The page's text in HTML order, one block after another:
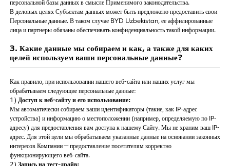
персональной базы данных в смысле Применимого законодательства.
В деловых целях Субъектам данных может быть предложено предоставить свои
Персональные данные. В таком случае BYD Uzbekistan, ее аффилированные
лица и партнеры обязаны обеспечивать конфиденциальность такой информации.
3. Какие данные мы собираем и как, а также для каких
целей используем ваши персональные данные?
Как правило, при использовании нашего веб-сайта или наших услуг мы
обрабатываем следующие персональные данные:
1) Доступ к веб-сайту и его использование:
Мы автоматически собираем ваши идентификаторы (такие, как IP-адрес
устройства) и информацию о местоположении (например, определяемую по IP-
адресу) для предоставления вам доступа к нашему Сайту. Мы не храним ваш IP-
адрес. Для этой цели мы обрабатываем указанные данные на основании законных
интересов Компании — предоставление посетителям корректно
функционирующего веб-сайта.
2) Запись на тест-драйв: